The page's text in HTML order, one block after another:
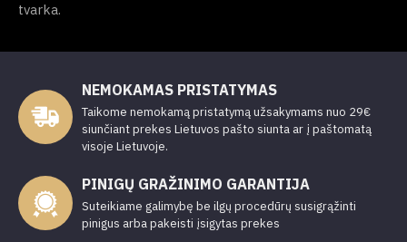
tvarka.
NEMOKAMAS PRISTATYMAS
Taikome nemokamą pristatymą užsakymams nuo 29€
siunčiant prekes Lietuvos pašto siunta ar į paštomatą
visoje Lietuvoje.
PINIGŲ GRAŽINIMO GARANTIJA
Suteikiame galimybę be ilgų procedūrų susigrąžinti
pinigus arba pakeisti įsigytas prekes